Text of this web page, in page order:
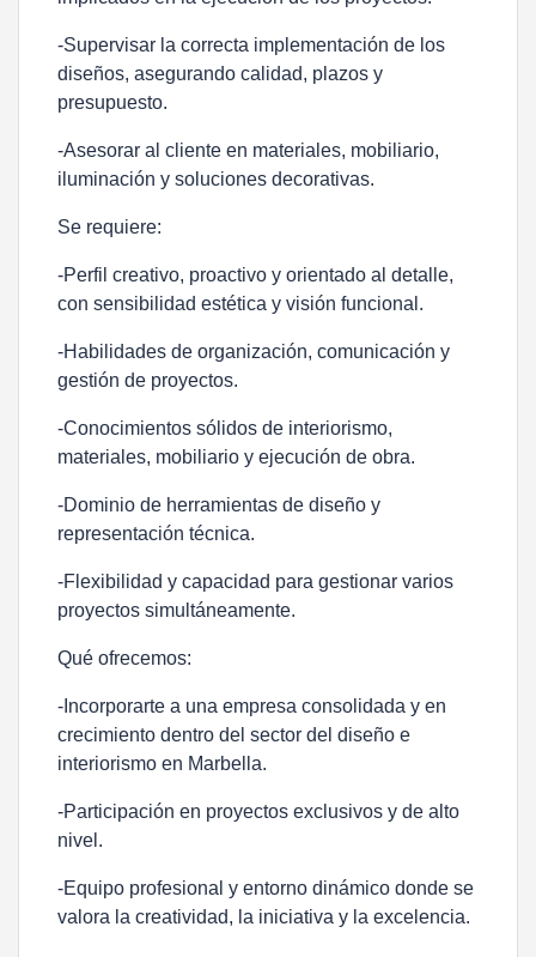
-Supervisar la correcta implementación de los
diseños, asegurando calidad, plazos y
presupuesto.
-Asesorar al cliente en materiales, mobiliario,
iluminación y soluciones decorativas.
Se requiere:
-Perfil creativo, proactivo y orientado al detalle,
con sensibilidad estética y visión funcional.
-Habilidades de organización, comunicación y
gestión de proyectos.
-Conocimientos sólidos de interiorismo,
materiales, mobiliario y ejecución de obra.
-Dominio de herramientas de diseño y
representación técnica.
-Flexibilidad y capacidad para gestionar varios
proyectos simultáneamente.
Qué ofrecemos:
-Incorporarte a una empresa consolidada y en
crecimiento dentro del sector del diseño e
interiorismo en Marbella.
-Participación en proyectos exclusivos y de alto
nivel.
-Equipo profesional y entorno dinámico donde se
valora la creatividad, la iniciativa y la excelencia.